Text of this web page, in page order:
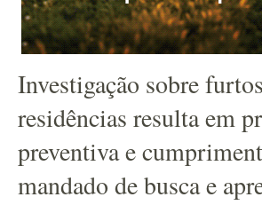
Investigação sobre
residências resulta em
preventiva e
mandado de busca e